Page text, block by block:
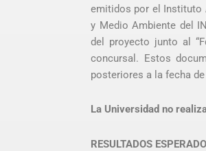
emitidos por el Instituto
y Medio Ambiente del
del proyecto junto al
concursal. Estos
posteriores a la fecha
La Universidad no
RESULTADOS